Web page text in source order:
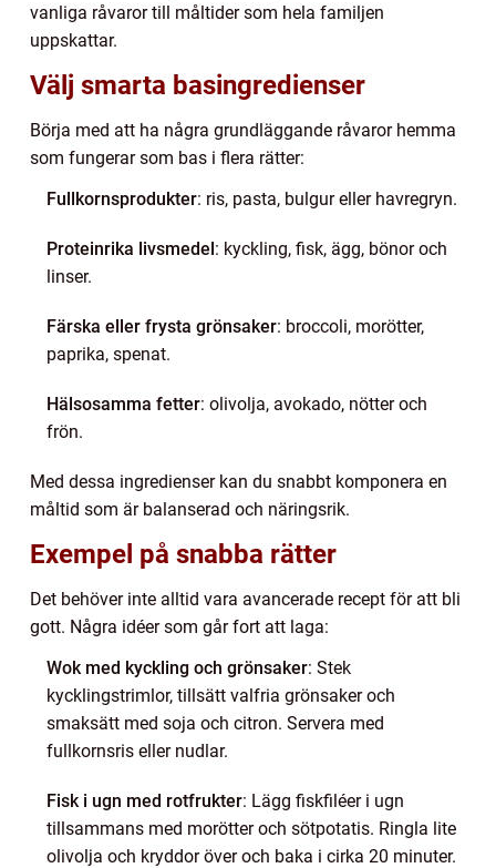
vanliga råvaror till måltider som hela familjen
uppskattar.
Välj smarta basingredienser
Börja med att ha några grundläggande råvaror hemma
som fungerar som bas i flera rätter:
Fullkornsprodukter: ris, pasta, bulgur eller havregryn.
Proteinrika livsmedel: kyckling, fisk, ägg, bönor och
linser.
Färska eller frysta grönsaker: broccoli, morötter,
paprika, spenat.
Hälsosamma fetter: olivolja, avokado, nötter och
frön.
Med dessa ingredienser kan du snabbt komponera en
måltid som är balanserad och näringsrik.
Exempel på snabba rätter
Det behöver inte alltid vara avancerade recept för att bli
gott. Några idéer som går fort att laga:
Wok med kyckling och grönsaker: Stek
kycklingstrimlor, tillsätt valfria grönsaker och
smaksätt med soja och citron. Servera med
fullkornsris eller nudlar.
Fisk i ugn med rotfrukter: Lägg fiskfiléer i ugn
tillsammans med morötter och sötpotatis. Ringla lite
olivolja och kryddor över och baka i cirka 20 minuter.